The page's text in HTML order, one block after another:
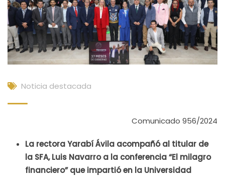
Noticia destacada
Comunicado 956/2024
La rectora Yarabí Ávila acompañó al titular de
la SFA, Luis Navarro a la conferencia “El milagro
financiero” que impartió en la Universidad